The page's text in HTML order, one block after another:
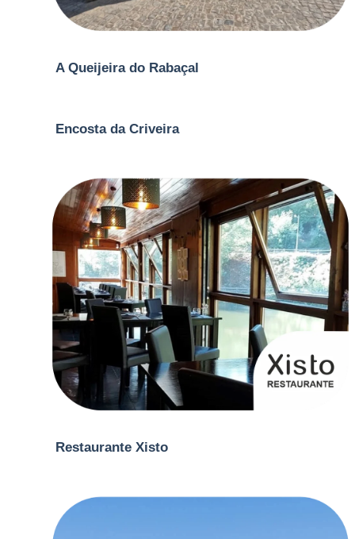
A Queijeira do Rabaçal
Encosta da Criveira
Restaurante Xisto